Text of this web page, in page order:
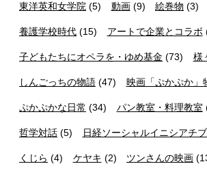
東洋英和女学院 (5) 動画(9) 絵巻物 (3)
養護学校時代 (15) アートで企業とコラボ
子どもたちにオペラを・ゆめ基金 (73) 様
しんごっちの物語 (47) 映画「ぷかぷか」
ぷかぷかな日常 (34) パン教室・料理教室
哲学対話 (5) 日経ソーシャルイニシアチ
くじら (4) ケヤキ (2) ツンさんの映画